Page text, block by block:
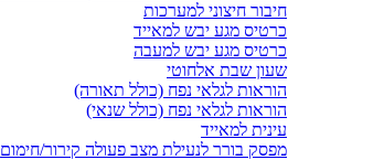
חיבור חיצוני למערכות
כרטיס מגע יבש למאייד
כרטיס מגע יבש למעבה
שעון שבת אלחוטי
הוראות לגלאי נפח (כולל תאורה)
הוראות לגלאי נפח (כולל שנאי)
עינית למאייד
מפסק בורר לנעילת מצב פעולה קירור/חימום